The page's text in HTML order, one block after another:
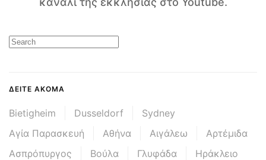
ΔΕΊΤΕ ΑΚΌΜΑ
Bietigheim Dusseldorf
Sydney
Αγία Παρασκευή
Αθήνα Αιγάλεω
Αρτέμιδα
Ασπρόπυργος
Βούλα Γλυφάδα
Ηράκλειο